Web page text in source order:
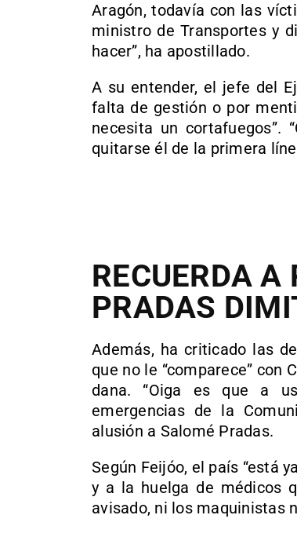
Aragón, todavía con las
ministro de Transportes y
hacer”, ha apostillado.
A su entender, el jefe del
falta de gestión o por
necesita un cortafuegos”.
quitarse él de la primera
RECUERDA A
PRADAS
Además, ha criticado las
que no le “comparece” con
dana. “Oiga es que a
emergencias de la
alusión a Salomé Pradas.
Según Feijóo, el país “está
y a la huelga de médicos
avisado, ni los maquinistas